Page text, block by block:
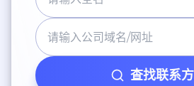
查找联系